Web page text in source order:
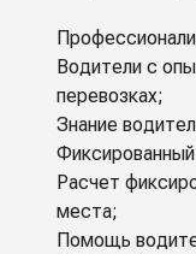
Водители с
перевозках;
Знание
Расчет
места;
Помощь